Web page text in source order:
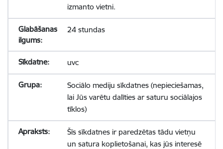
izmanto vietni.
24 stundas
uvc
Sociālo mediju sīkdatnes (nepieciešamas,
lai Jūs varētu dalīties ar saturu sociālajos
tīklos)
Šīs sīkdatnes ir paredzētas tādu vietņu
un satura koplietošanai, kas jūs interesē